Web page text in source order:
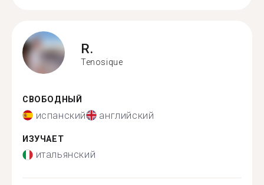
R.
Tenosique
СВОБОДНЫЙ
испанский английский
ИЗУЧАЕТ
итальянский